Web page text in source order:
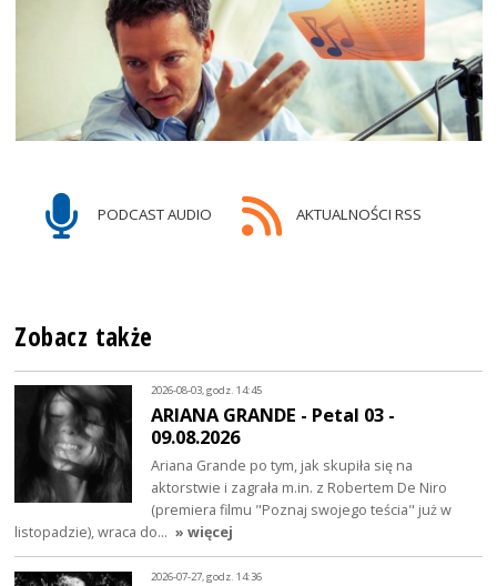
PODCAST AUDIO AKTUALNOŚCI RSS
Zobacz także
2026-08-03, godz. 14:45
ARIANA GRANDE - Petal 03 -
09.08.2026
Ariana Grande po tym, jak skupiła się na
aktorstwie i zagrała m.in. z Robertem De Niro
(premiera filmu "Poznaj swojego teścia" już w
listopadzie), wraca do… » więcej
2026-07-27, godz. 14:36